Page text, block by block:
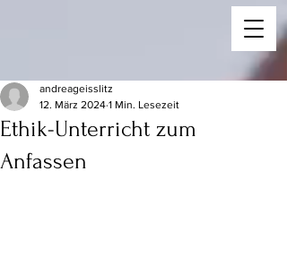
Ethik-Unterricht zum
Anfassen
andreageisslitz
12. März 2024 1 Min. Lesezeit